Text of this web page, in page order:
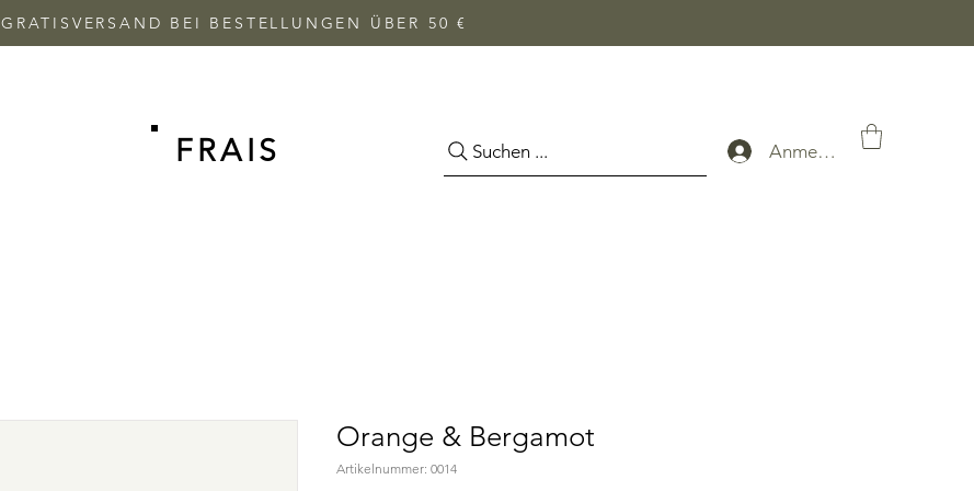
GRATISVERSAND BEI BESTELLUNGEN ÜBER 50 €
FRAIS Suchen ... Anmelden
Orange & Bergamot
Artikelnummer: 0014